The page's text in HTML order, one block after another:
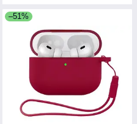
–51%